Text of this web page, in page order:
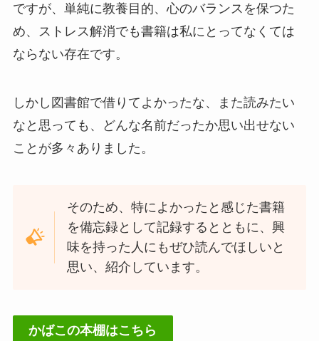
ですが、単純に教養目的、心のバランスを保つた
め、ストレス解消でも書籍は私にとってなくては
ならない存在です。
しかし図書館で借りてよかったな、また読みたい
なと思っても、どんな名前だったか思い出せない
ことが多々ありました。
そのため、特によかったと感じた書籍
を備忘録として記録するとともに、興
味を持った人にもぜひ読んでほしいと
思い、紹介しています。
かばこの本棚はこちら